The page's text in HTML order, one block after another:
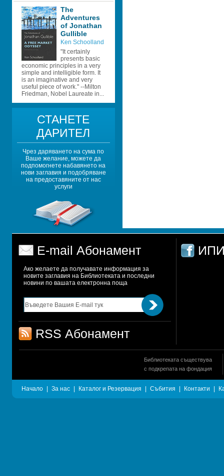
The
Adventures
of Jonathan
Gullible
Ken Schoolland
"It certainly
presents basic
economic principles in a very
simple and intelligible form. It
is an imaginative and very
useful piece of work." --Milton
Friedman, Nobel Laureate in...
СТАНЕТЕ
ДАРИТЕЛ
Чрез даряването на сума по
Ваше желание, можете да
подпомогнете набавянето на
нови заглавия и подобряване
на предоставяните от нас
услуги
E-mail Абонамент
Ако желаете да получавате информация за
новите заглавия на Библиотеката и последни
новини по вашата електронна поща
RSS Абонамент
ИПИ
Библиотеката съществува
с подкрепата на фондация
Начало За нас Каталог и Резервация Събития Контакти